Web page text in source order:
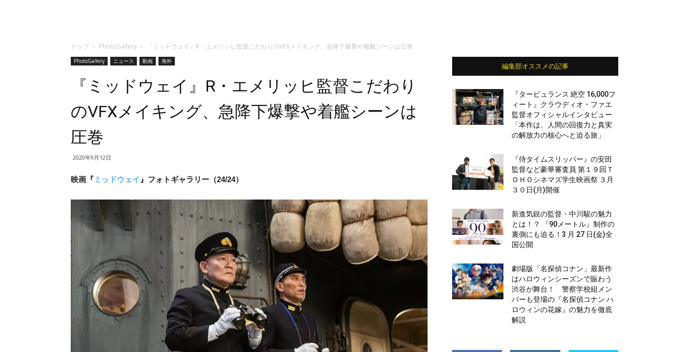
トップ PhotoGallery 『ミッドウェイ』R・エメリッヒ監督こだわりのVFXメイキング、急降下爆撃や着艦シーンは圧巻
PhotoGallery ニュース 動画 海外
『ミッドウェイ』R・エメリッヒ監督こだわり
のVFXメイキング、急降下爆撃や着艦シーンは
圧巻
2020年9月12日
映画『 ミッドウェイ 』フォトギャラリー（24/24）
編集部オススメの記事
『タービュランス 絶空 16,000フ
ィート』クラウディオ・ファエ
監督オフィシャルインタビュー
「本作は、人間の回復力と真実
の解放力の核心へと迫る旅」
『侍タイムスリッパー』の安田
監督など豪華審査員 第１９回Ｔ
ＯＨＯシネマズ学生映画祭 ３月
３０日(月)開催
新進気鋭の監督・中川駿の魅力
とは！？ 『90メートル』制作の
裏側にも迫る！3 月 27 日(金)全
国公開
劇場版「名探偵コナン」最新作
はハロウィンシーズンで賑わう
渋谷が舞台！ 警察学校組メン
バーも登場の『名探偵コナン ハ
ロウィンの花嫁』の魅力を徹底
解説